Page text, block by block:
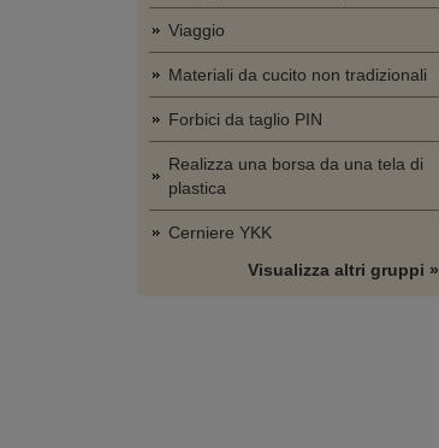
Viaggio
Materiali da cucito non tradizionali
Forbici da taglio PIN
Realizza una borsa da una tela di
plastica
Cerniere YKK
Visualizza altri gruppi »